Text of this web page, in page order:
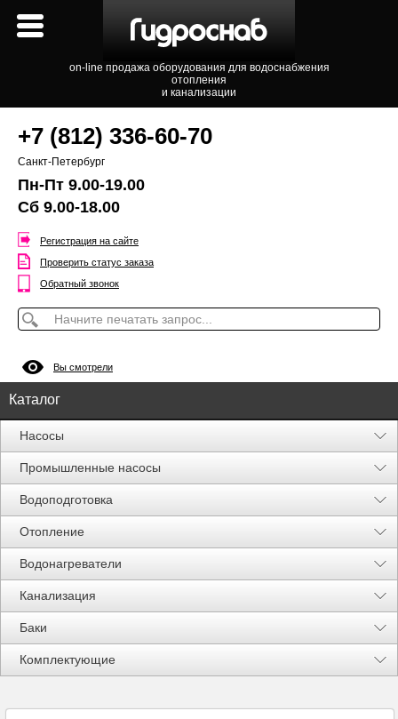
on-line продажа оборудования для водоснабжения
отопления
и канализации
+7 (812) 336-60-70
Санкт-Петербург
Пн-Пт 9.00-19.00
Сб 9.00-18.00
Регистрация на сайте
Проверить статус заказа
Обратный звонок
Вы смотрели
Каталог
Насосы
Промышленные насосы
Водоподготовка
Отопление
Водонагреватели
Канализация
Баки
Комплектующие
Акции %